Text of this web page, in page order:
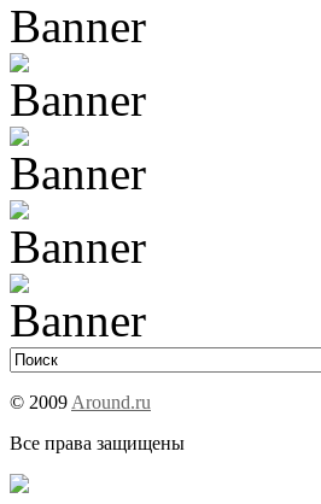
© 2009 Around.ru
Все права защищены